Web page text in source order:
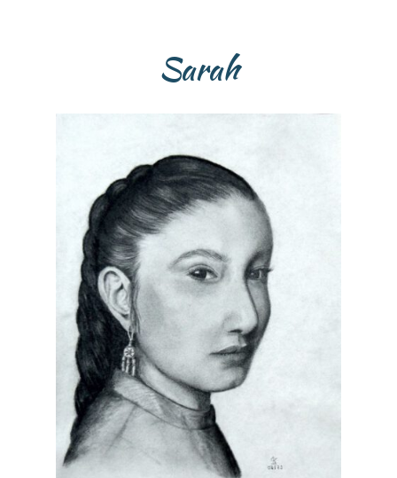
Sarah